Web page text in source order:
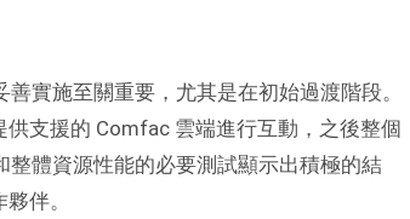
實施至關重要，尤其是在初始過渡階段。
支援的 Comfac 雲端進行互動，之後整個
體資源性能的必要測試顯示出積極的結
伴。